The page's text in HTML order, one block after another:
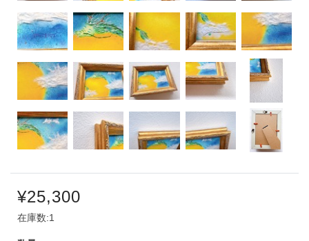
¥25,300
在庫数:1